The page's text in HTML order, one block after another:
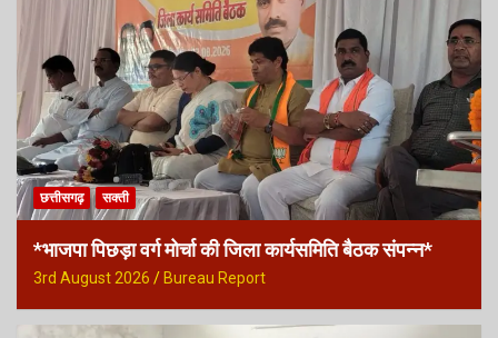
छत्तीसगढ़ सक्ती
*भाजपा पिछड़ा वर्ग मोर्चा की जिला कार्यसमिति बैठक संपन्न*
3rd August 2026 Bureau Report